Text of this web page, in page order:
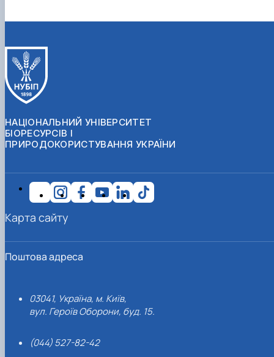
НАЦІОНАЛЬНИЙ УНІВЕРСИТЕТ
БІОРЕСУРСІВ І
ПРИРОДОКОРИСТУВАННЯ УКРАЇНИ
Поштова адреса
03041, Україна, м. Київ,
вул. Героїв Оборони, буд. 15.
(044) 527-82-42
Карта сайту